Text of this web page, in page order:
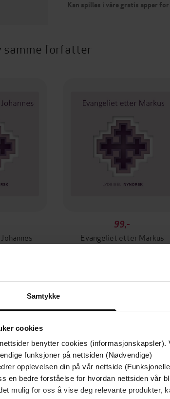
Samtykke
cookies
benytter cookies (informasjonskapsler).
funksjoner på nettsiden (Nødvendige)
opplevelsen din på vår nettside
en bedre forståelse for hvordan nettsiden vår
mulig for oss å vise deg relevante produkter,
Kan spilles i våre gratis apper
samme forfatter
99,-
Evangeliet etter Markus
kjøpt
Premium